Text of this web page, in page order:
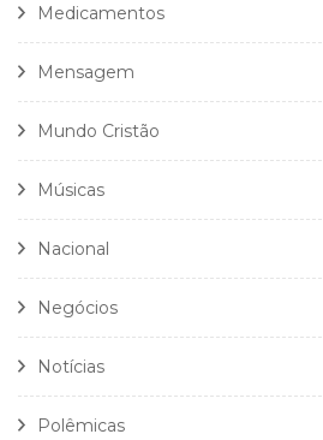
Medicamentos
Mensagem
Mundo Cristão
Músicas
Nacional
Negócios
Notícias
Polêmicas